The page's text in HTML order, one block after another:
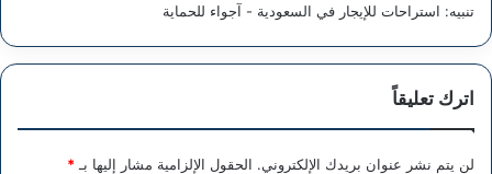
تنبيه: استراحات للإيجار في السعودية - آجواء للحماية
اترك تعليقاً
لن يتم نشر عنوان بريدك الإلكتروني. الحقول الإلزامية مشار إليها بـ *